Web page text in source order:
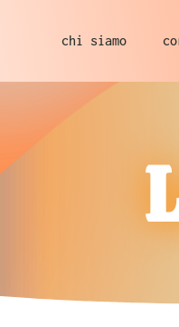
chi siamo